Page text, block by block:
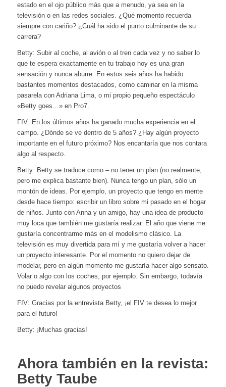
estado en el ojo público más que a menudo, ya sea en la
televisión o en las redes sociales. ¿Qué momento recuerda
siempre con cariño? ¿Cuál ha sido el punto culminante de su
carrera?
Betty: Subir al coche, al avión o al tren cada vez y no saber lo
que te espera exactamente en tu trabajo hoy es una gran
sensación y nunca aburre.
En estos seis años ha habido
bastantes momentos destacados, como caminar en la misma
pasarela con Adriana Lima, o mi propio pequeño espectáculo
«Betty goes…» en Pro7.
FIV: En los últimos años ha ganado mucha experiencia en el
campo. ¿Dónde se ve dentro de 5 años? ¿Hay algún proyecto
importante en el futuro próximo? Nos encantaría que nos contara
algo al respecto.
Betty: Betty se traduce como – no tener un plan (no realmente,
pero me explica bastante bien). Nunca tengo un plan, sólo un
montón de ideas.
Por ejemplo, un proyecto que tengo en mente
desde hace tiempo: escribir un libro sobre mi pasado en el hogar
de niños. Junto con Anna y un amigo, hay una idea de producto
muy loca que también me gustaría realizar. El año que viene me
gustaría concentrarme más en el modelismo clásico.
La
televisión es muy divertida para mí y me gustaría volver a hacer
un proyecto interesante.
Por el momento no quiero dejar de
modelar, pero en algún momento me gustaría hacer algo sensato.
Volar o algo con los coches, por ejemplo. Sin embargo, todavía
no puedo revelar algunos proyectos
FIV: Gracias por la entrevista Betty, ¡el FIV te desea lo mejor
para el futuro!
Betty: ¡Muchas gracias!
Ahora también en la revista:
Betty Taube